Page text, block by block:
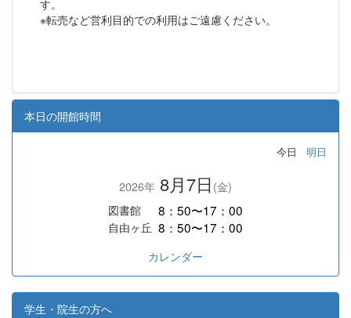
す。
※転売など営利目的での利用はご遠慮ください。
本日の開館時間
今日 明日
2026年 8月7日 (金)
図書館
8：50〜17：00
自由ヶ丘 8：50〜17：00
カレンダー
学生・院生の方へ